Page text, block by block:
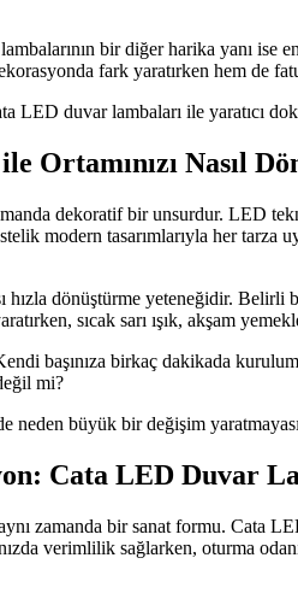
bir diğer harika yanı ise
fark yaratırken hem de
LED duvar lambaları ile yaratıcı
Ortamınızı Nasıl
dekoratif bir unsurdur. LED
modern tasarımlarıyla her
dönüştürme yeteneğidir. Belirli
sıcak sarı ışık, akşam
başınıza birkaç dakikada
mi?
neden büyük bir değişim
Cata LED Duvar
zamanda bir sanat formu. Cata
verimlilik sağlarken, oturma